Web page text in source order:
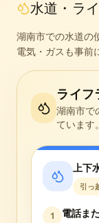
水道・ラ
湖南市での水道の
電気・ガスも事前
ライフ
湖南市で
ています。
上下
引っ
1 電話ま